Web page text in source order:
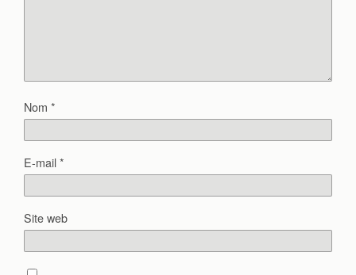
Nom *
E-mail*
Site web